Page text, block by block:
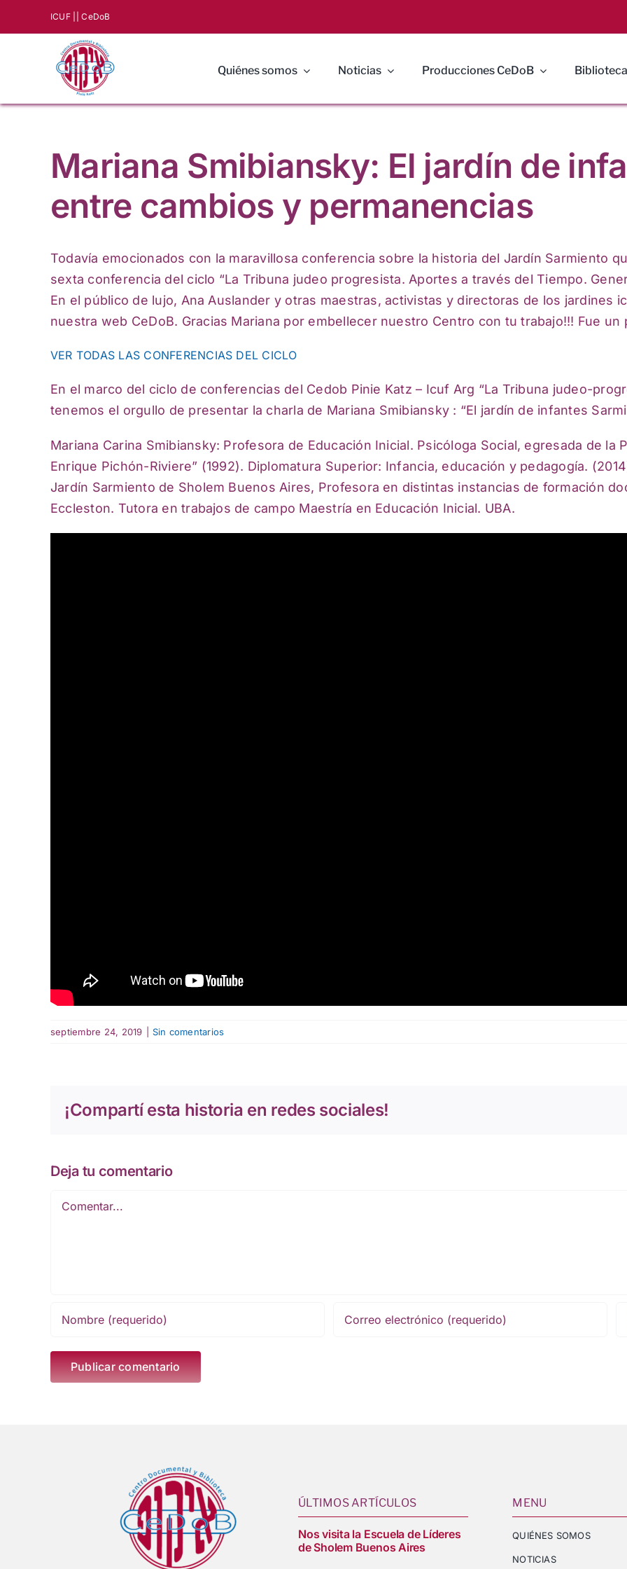
ICUF | | CeDoB
Quiénes somos Noticias Producciones CeDoB
Mariana Smibiansky: El jardín de
entre cambios y permanencias
Todavía emocionados con la maravillosa conferencia sobre la historia del Jardín Sarmiento
sexta conferencia del ciclo “La Tribuna judeo progresista. Aportes a través del Tiempo.
En el público de lujo, Ana Auslander y otras maestras, activistas y directoras de los jardines
nuestra web CeDoB. Gracias Mariana por embellecer nuestro Centro con tu trabajo!!! Fue
VER TODAS LAS CONFERENCIAS DEL CICLO
En el marco del ciclo de conferencias del Cedob Pinie Katz – Icuf Arg “La Tribuna judeo-
tenemos el orgullo de presentar la charla de Mariana Smibiansky : “El jardín de infantes
Mariana Carina Smibiansky: Profesora de Educación Inicial. Psicóloga Social, egresada de la
Enrique Pichón-Riviere” (1992). Diplomatura Superior: Infancia, educación y pedagogía.
Jardín Sarmiento de Sholem Buenos Aires, Profesora en distintas instancias de formación
Eccleston. Tutora en trabajos de campo Maestría en Educación Inicial. UBA.
septiembre 24, 2019 Sin comentarios
¡Compartí esta historia en redes sociales!
Deja tu comentario
Comentar
ÚLTIMOS ARTÍCULOS
Nos visita la Escuela de Líderes
de Sholem Buenos Aires
MENU
QUIÉNES SOMOS
NOTICIAS